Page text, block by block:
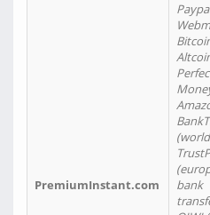
PremiumInstant.com
bank